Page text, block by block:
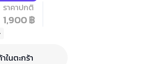
ราคาปกติ
1,900 ฿
ในตะกร้า